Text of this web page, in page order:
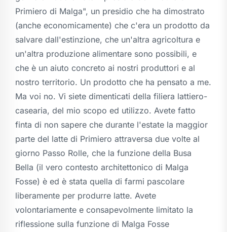
Primiero di Malga", un presidio che ha dimostrato
(anche economicamente) che c'era un prodotto da
salvare dall'estinzione, che un'altra agricoltura e
un'altra produzione alimentare sono possibili, e
che è un aiuto concreto ai nostri produttori e al
nostro territorio. Un prodotto che ha pensato a me.
Ma voi no. Vi siete dimenticati della filiera lattiero-
casearia, del mio scopo ed utilizzo. Avete fatto
finta di non sapere che durante l'estate la maggior
parte del latte di Primiero attraversa due volte al
giorno Passo Rolle, che la funzione della Busa
Bella (il vero contesto architettonico di Malga
Fosse) è ed è stata quella di farmi pascolare
liberamente per produrre latte. Avete
volontariamente e consapevolmente limitato la
riflessione sulla funzione di Malga Fosse